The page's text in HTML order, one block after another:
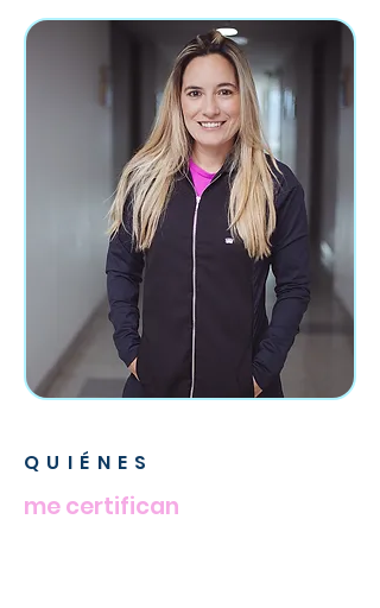
QUIÉNES
me certifican